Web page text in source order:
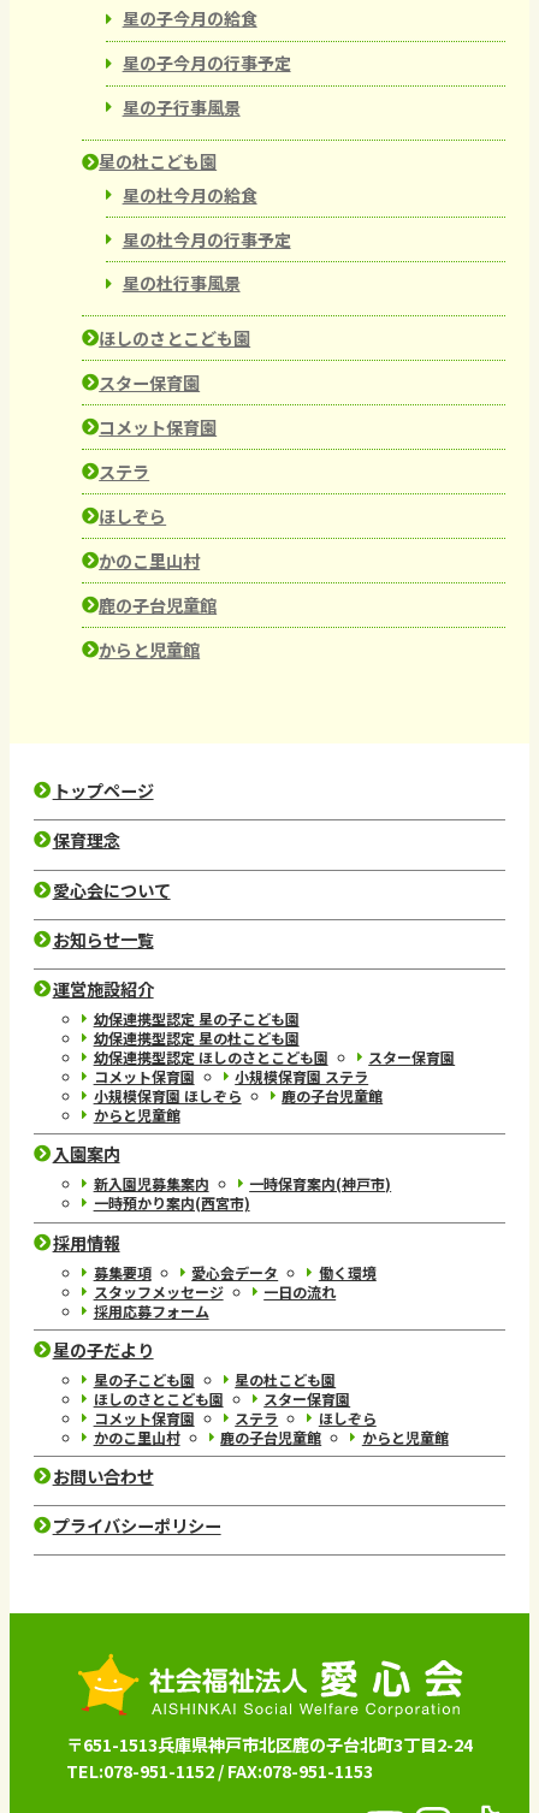
星の子今月の給食
星の子今月の行事予定
星の子行事風景
星の杜こども園
星の杜今月の給食
星の杜今月の行事予定
星の杜行事風景
ほしのさとこども園
スター保育園
コメット保育園
ステラ
ほしぞら
かのこ里山村
鹿の子台児童館
からと児童館
トップページ
保育理念
愛心会について
お知らせ一覧
運営施設紹介
幼保連携型認定 星の子こども園
幼保連携型認定 星の杜こども園
幼保連携型認定 ほしのさとこども園
スター保育園
コメット保育園
小規模保育園 ステラ
小規模保育園 ほしぞら
鹿の子台児童館
からと児童館
入園案内
新入園児募集案内
一時保育案内(神戸市)
一時預かり案内(西宮市)
採用情報
募集要項 愛心会データ
働く環境
スタッフメッセージ
一日の流れ
採用応募フォーム
星の子だより
星の子こども園
星の杜こども園
ほしのさとこども園
スター保育園
コメット保育園
ステラ
ほしぞら
かのこ里山村
鹿の子台児童館 からと児童館
お問い合わせ
プライバシーポリシー
〒651-1513兵庫県神戸市北区鹿の子台北町3丁目2-24
TEL:078-951-1152 / FAX:078-951-1153